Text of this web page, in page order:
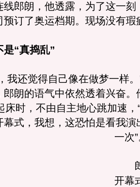
线郎朗，他透露，为了这一刻
预订了奥运档期。现场没有瑕
是“真捣乱”
还觉得自己像在做梦一样。
郎朗的语气中依然透着兴奋。
床时，不由自主地心跳加速，
幕式，我想，这恐怕是看我演
一次
郎
开幕